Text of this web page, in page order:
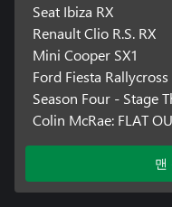
Seat Ibiza RX
Renault Clio R.S. RX
Mini Cooper SX1
Ford Fiesta Rallycross
Season Four - Stage
Colin McRae: FLAT
맨